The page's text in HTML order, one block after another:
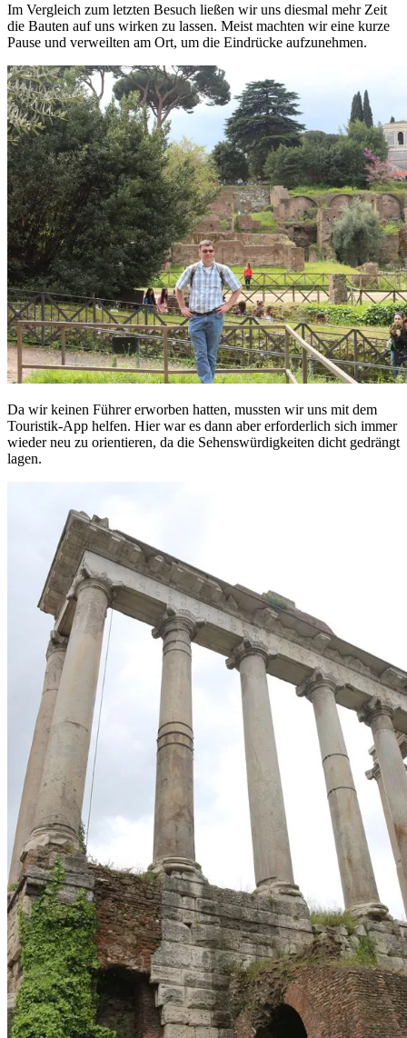
Im Vergleich zum letzten Besuch ließen wir uns diesmal mehr Zeit
die Bauten auf uns wirken zu lassen. Meist machten wir eine kurze
Pause und verweilten am Ort, um die Eindrücke aufzunehmen.
Da wir keinen Führer erworben hatten, mussten wir uns mit dem
Touristik-App helfen. Hier war es dann aber erforderlich sich immer
wieder neu zu orientieren, da die Sehenswürdigkeiten dicht gedrängt
lagen.